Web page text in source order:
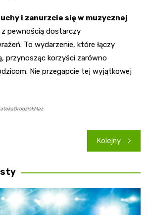
i zanurzcie się w muzycznej
z pewnością dostarczy
To wydarzenie, które łączy
przynosząc korzyści zarówno
Nie przegapcie tej wyjątkowej
Kolejny